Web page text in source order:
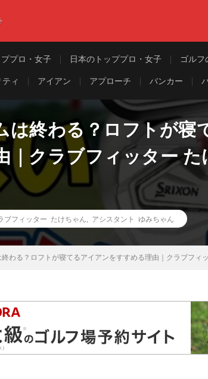
プロ・女子 日本のトッププロ・女子 ゴルフ
ィ アイアン アプローチ バンカー
は終わる？ロフトが寝
｜クラブフィッター た
ブフィッター たけちゃん アシスタント ゆみちゃん
わる？ロフトが寝てるアイアンをすすめる理由｜クラブフィ